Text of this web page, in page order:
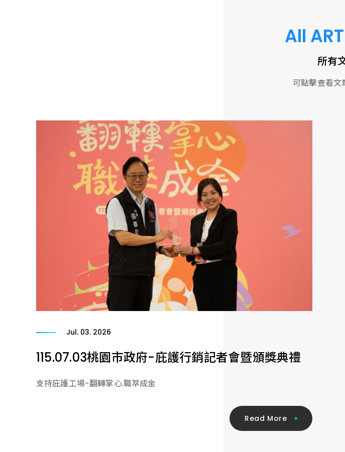
All
所有
可點擊查看文
Jul. 03. 2026
115.07.03桃園市政府-庇護行銷記者會暨頒獎典禮
支持庇護工場-翻轉掌心.職萃成金
Read More